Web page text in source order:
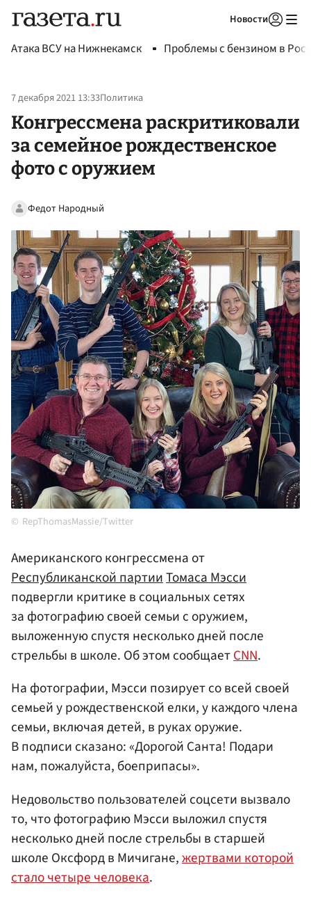
Новости
Атака ВСУ на Нижнекамск Проблемы с бензином в
7 декабря 2021 13:33Политика
Конгрессмена раскритиковали
за семейное рождественское
фото с оружием
Федот Народный
RepThomasMassie/Twitter
Американского конгрессмена от
Республиканской партииТомаса Мэсси
подвергли критике в социальных сетях
за фотографию своей семьи с оружием,
выложенную спустя несколько дней после
стрельбы в школе. Об этом сообщаетCNN.
На фотографии, Мэсси позирует со всей своей
семьей у рождественской елки, у каждого члена
семьи, включая детей, в руках оружие.
В подписи сказано: «Дорогой Санта! Подари
нам, пожалуйста, боеприпасы».
Недовольство пользователей соцсети вызвало
то, что фотографию Мэсси выложил спустя
несколько дней после стрельбы в старшей
школе Оксфорд в Мичигане,жертвами которой
стало четыре человека.